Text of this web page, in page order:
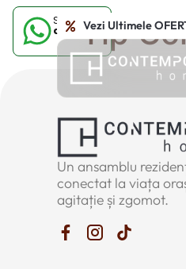
Vezi Ultimele
Tip
Sună-ne
acum
Un ansamblu
conectat la viața
agitație și zgomot.